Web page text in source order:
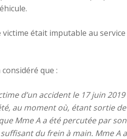
était imputable au
que :
d’un accident le 17 juin
au moment où, étant sortie
Mme A a été percutée par
du frein à main. Mme A